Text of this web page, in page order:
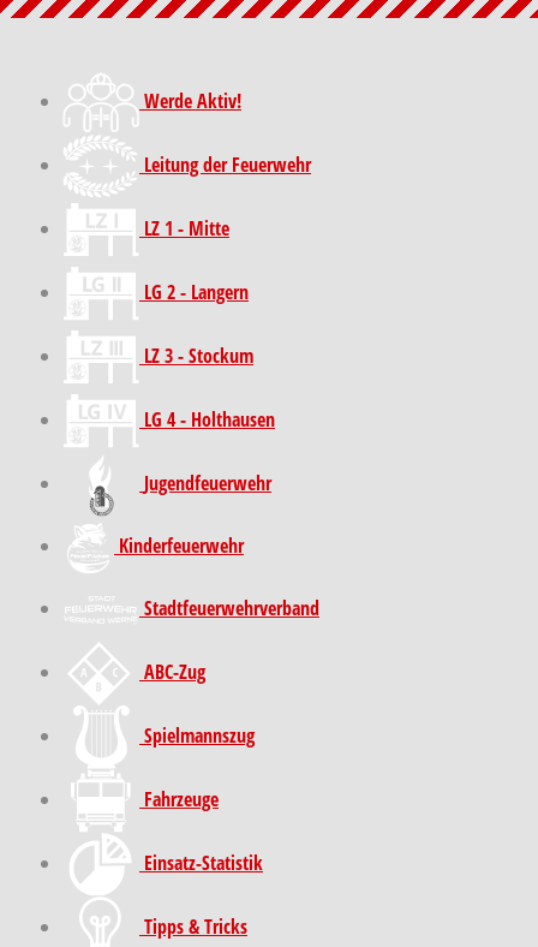
Werde Aktiv!
Leitung der Feuerwehr
LZ 1 - Mitte
LG 2 - Langern
LZ 3 - Stockum
LG 4 - Holthausen
Jugendfeuerwehr
Kinder­feuer­wehr
Stadt­feuer­wehr­verband
ABC-Zug
Spielmannszug
Fahrzeuge
Einsatz-Statistik
Tipps & Tricks